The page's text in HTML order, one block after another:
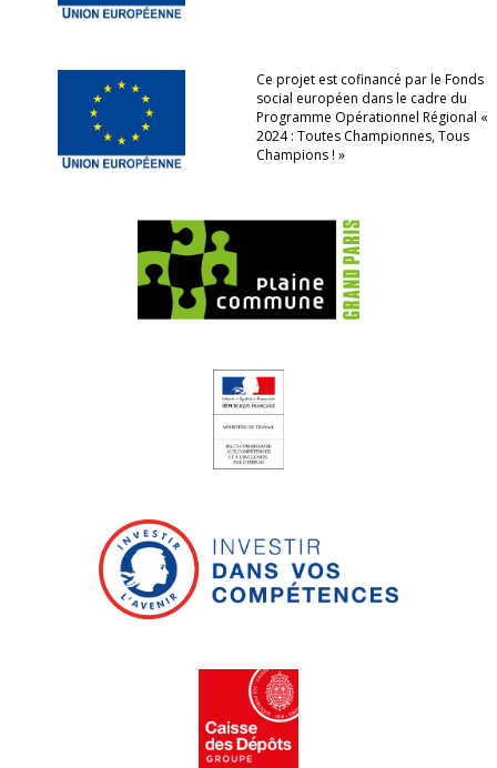
Ce projet est cofinancé par le Fonds
social européen dans le cadre du
Programme Opérationnel Régional «
2024 : Toutes Championnes, Tous
Champions ! »